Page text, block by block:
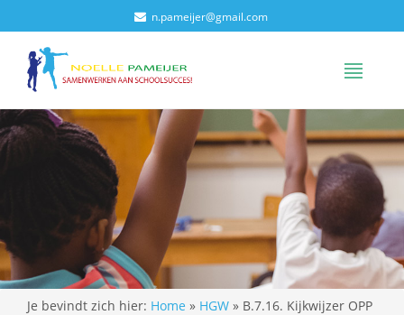
n.pameijer@gmail.com
Je bevindt zich hier: Home » HGW » B.7.16. Kijkwijzer OPP